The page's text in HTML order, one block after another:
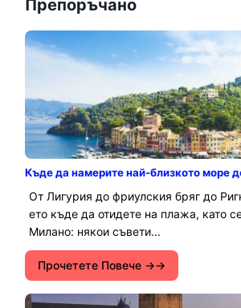
Препоръчано
Къде да намерите най-близкото море
От Лигурия до фриулския бряг до
ето къде да отидете на плажа, като
Милано: някои съвети...
Прочетете Повече →